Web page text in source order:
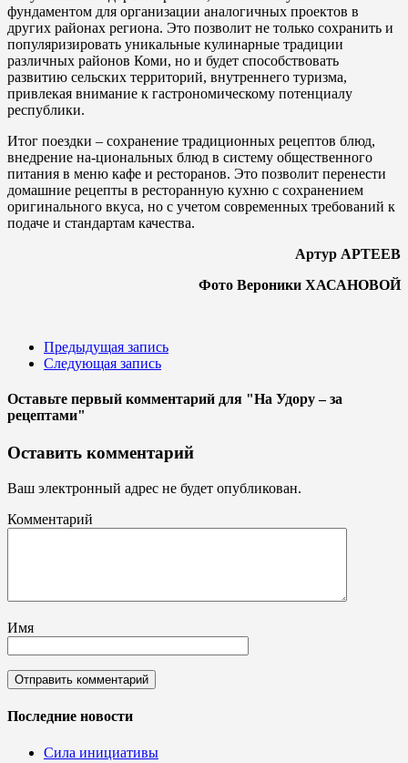
фундаментом для организации аналогичных проектов в
других районах региона. Это позволит не только сохранить и
популяризировать уникальные кулинарные традиции
различных районов Коми, но и будет способствовать
развитию сельских территорий, внутреннего туризма,
привлекая внимание к гастрономическому потенциалу
республики.
Итог поездки – сохранение традиционных рецептов блюд,
внедрение на-циональных блюд в систему общественного
питания в меню кафе и ресторанов. Это позволит перенести
домашние рецепты в ресторанную кухню с сохранением
оригинального вкуса, но с учетом современных требований к
подаче и стандартам качества.
Артур АРТЕЕВ
Фото Вероники ХАСАНОВОЙ
Предыдущая запись
Следующая запись
Оставьте первый комментарий для "На Удору – за
рецептами"
Оставить комментарий
Ваш электронный адрес не будет опубликован.
Комментарий
Имя
Последние новости
Сила инициативы